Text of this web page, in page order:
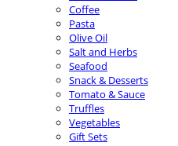
Coffee
Pasta
Olive Oil
Salt and Herbs
Seafood
Snack & Desserts
Tomato & Sauce
Truffles
Vegetables
Gift Sets